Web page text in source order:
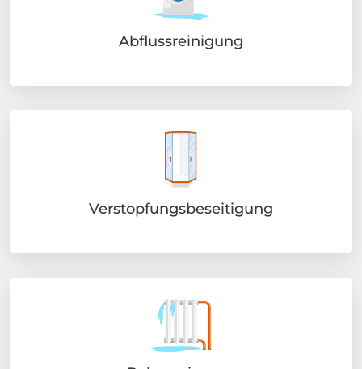
Abflussreinigung
Verstopfungsbeseitigung